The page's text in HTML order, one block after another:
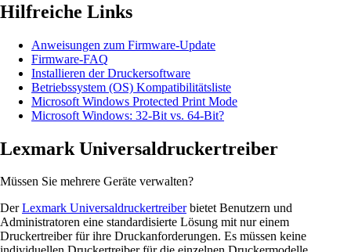
Hilfreiche Links
Anweisungen zum Firmware-Update
Firmware-FAQ
Installieren der Druckersoftware
Betriebssystem (OS) Kompatibilitätsliste
Microsoft Windows Protected Print Mode
Microsoft Windows: 32-Bit vs. 64-Bit?
Lexmark Universaldruckertreiber
Müssen Sie mehrere Geräte verwalten?
DerLexmark Universaldruckertreiberbietet Benutzern und
Administratoren eine standardisierte Lösung mit nur einem
Druckertreiber für ihre Druckanforderungen. Es müssen keine